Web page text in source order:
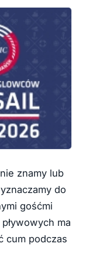
znamy lub
do
gośćmi
ma
cum podczas